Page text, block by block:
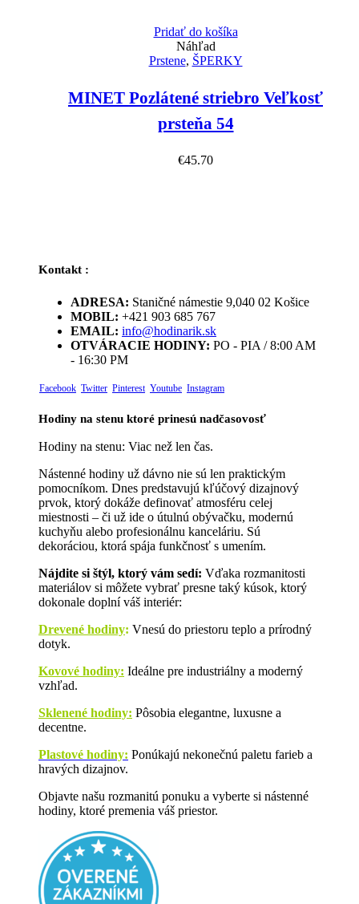
Pridať do košíka
Náhľad
Prstene, ŠPERKY
MINET Pozlátené striebro Veľkosť
prsteňa 54
€45.70
Kontakt :
ADRESA: Staničné námestie 9,040 02 Košice
MOBIL: +421 903 685 767
EMAIL: info@hodinarik.sk
OTVÁRACIE HODINY: PO - PIA / 8:00 AM
- 16:30 PM
Facebook Twitter Pinterest Youtube Instagram
Hodiny na stenu ktoré prinesú nadčasovosť
Hodiny na stenu: Viac než len čas.
Nástenné hodiny už dávno nie sú len praktickým
pomocníkom. Dnes predstavujú kľúčový dizajnový
prvok, ktorý dokáže definovať atmosféru celej
miestnosti – či už ide o útulnú obývačku, modernú
kuchyňu alebo profesionálnu kanceláriu. Sú
dekoráciou, ktorá spája funkčnosť s umením.
Nájdite si štýl, ktorý vám sedí: Vďaka rozmanitosti
materiálov si môžete vybrať presne taký kúsok, ktorý
dokonale doplní váš interiér:
Drevené hodiny: Vnesú do priestoru teplo a prírodný
dotyk.
Kovové hodiny: Ideálne pre industriálny a moderný
vzhľad.
Sklenené hodiny: Pôsobia elegantne, luxusne a
decentne.
Plastové hodiny: Ponúkajú nekonečnú paletu farieb a
hravých dizajnov.
Objavte našu rozmanitú ponuku a vyberte si nástenné
hodiny, ktoré premenia váš priestor.